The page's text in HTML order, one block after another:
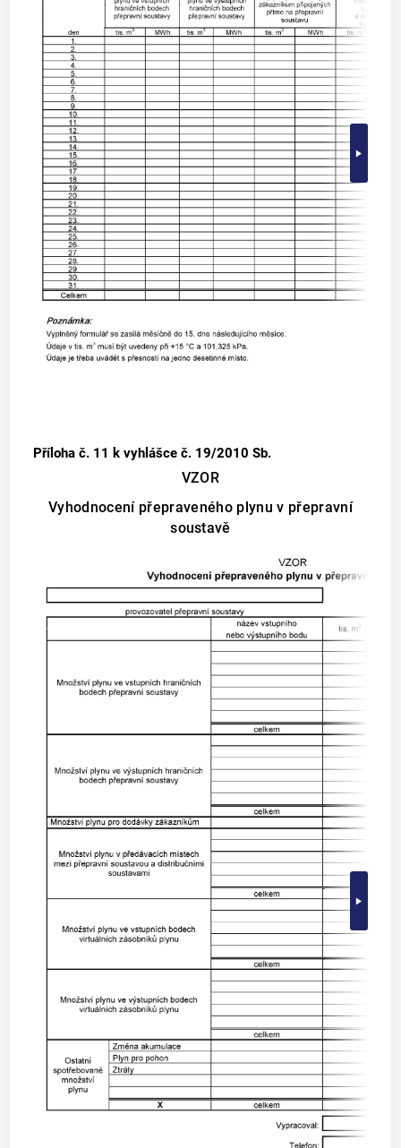
Příloha č. 11 k vyhlášce č. 19/2010 Sb.
VZOR
Vyhodnocení přepraveného plynu v přepravní
soustavě